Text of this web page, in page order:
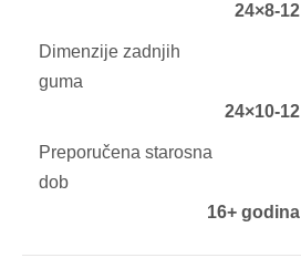
24×8-12
Dimenzije zadnjih
guma
24×10-12
Preporučena starosna
dob
16+ godina